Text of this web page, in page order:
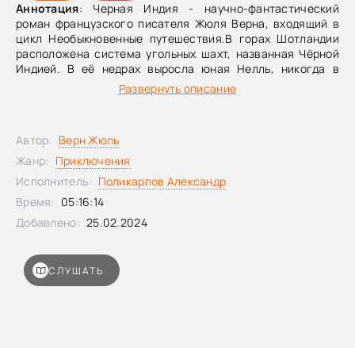
Аннотация: Черная Индия - научно-фантастический
роман французского писателя Жюля Верна, входящий в
цикл Необыкновенные путешествия.В горах Шотландии
расположена система угольных шахт, названная Чёрной
Индией. В её недрах выросла юная Нелль, никогда в
жизни не видевшая дневного света.
Развернуть описание
СЛУШАТЬ
Автор: Верн Жюль
Жанр: Приключения
Исполнитель: Поликарпов Александр
Время: 05:16:14
Добавлено: 25.02.2024